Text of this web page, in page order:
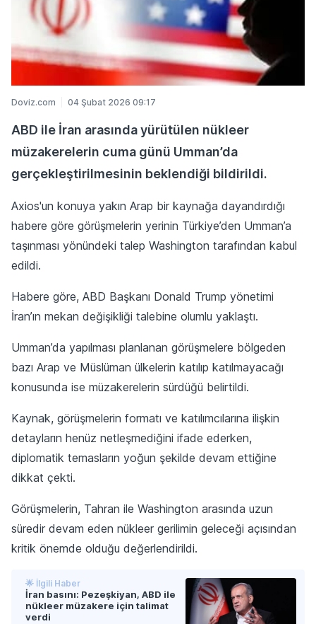
Doviz.com 04 Şubat 2026 09:17
ABD ile İran arasında yürütülen nükleer
müzakerelerin cuma günü Umman’da
gerçekleştirilmesinin beklendiği bildirildi.
Axios'un konuya yakın Arap bir kaynağa dayandırdığı
habere göre görüşmelerin yerinin Türkiye’den Umman’a
taşınması yönündeki talep Washington tarafından kabul
edildi.
Habere göre, ABD Başkanı Donald Trump yönetimi
İran’ın mekan değişikliği talebine olumlu yaklaştı.
Umman’da yapılması planlanan görüşmelere bölgeden
bazı Arap ve Müslüman ülkelerin katılıp katılmayacağı
konusunda ise müzakerelerin sürdüğü belirtildi.
Kaynak, görüşmelerin formatı ve katılımcılarına ilişkin
detayların henüz netleşmediğini ifade ederken,
diplomatik temasların yoğun şekilde devam ettiğine
dikkat çekti.
Görüşmelerin, Tahran ile Washington arasında uzun
süredir devam eden nükleer gerilimin geleceği açısından
kritik önemde olduğu değerlendirildi.
🌟 İlgili Haber
İran basını: Pezeşkiyan, ABD ile
nükleer müzakere için talimat
verdi